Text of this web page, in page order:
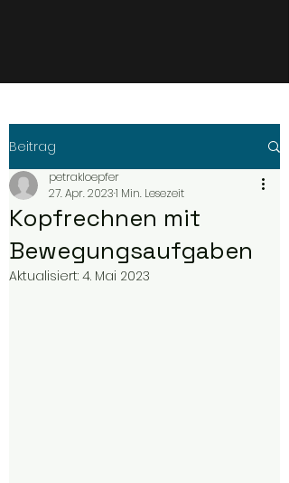
Beitrag
Kopfrechnen mit
Bewegungsaufgaben
petrakloepfer
27. Apr. 20231 Min. Lesezeit
Aktualisiert: 4. Mai 2023